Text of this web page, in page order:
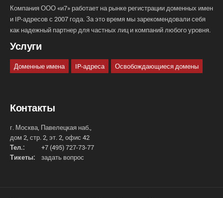
Компания ООО «и7» работает на рынке регистрации доменных имен
и IP-адресов с 2007 года. За это время мы зарекомендовали себя
как надежный партнер для частных лиц и компаний любого уровня.
Услуги
Доменные имена IP-адреса Освобождающиеся домены
Контакты
г. Москва, Павелецкая наб.,
дом 2, стр. 2, эт. 2, офис 42
Тел.:
+7 (495) 727-73-77
Тикеты:
задать вопрос